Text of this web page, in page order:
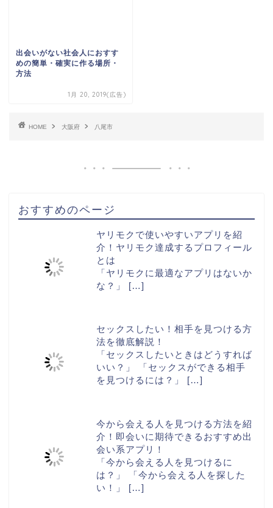
出会いがない社会人におすす
めの簡単・確実に作る場所・
方法
1月 20, 2019(広告)
HOME 大阪府 八尾市
おすすめのページ
ヤリモクで使いやすいアプリを紹
介！ヤリモク達成するプロフィール
とは
「ヤリモクに最適なアプリはないか
な？」 […]
セックスしたい！相手を見つける方
法を徹底解説！
「セックスしたいときはどうすれば
いい？」 「セックスができる相手
を見つけるには？」 […]
今から会える人を見つける方法を紹
介！即会いに期待できるおすすめ出
会い系アプリ！
「今から会える人を見つけるに
は？」 「今から会える人を探した
い！」 […]